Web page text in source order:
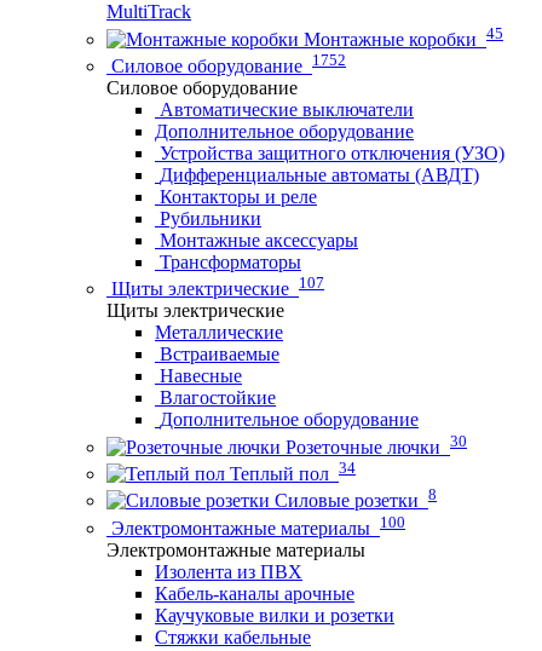
MultiTrack
Монтажные коробки 45
Силовое оборудование 1752
Силовое оборудование
Автоматические выключатели
Дополнительное оборудование
Устройства защитного отключения (УЗО)
Дифференциальные автоматы (АВДТ)
Контакторы и реле
Рубильники
Монтажные аксессуары
Трансформаторы
Щиты электрические 107
Щиты электрические
Металлические
Встраиваемые
Навесные
Влагостойкие
Дополнительное оборудование
Розеточные лючки 30
Теплый пол 34
Силовые розетки 8
Электромонтажные материалы 100
Электромонтажные материалы
Изолента из ПВХ
Кабель-каналы арочные
Каучуковые вилки и розетки
Стяжки кабельные